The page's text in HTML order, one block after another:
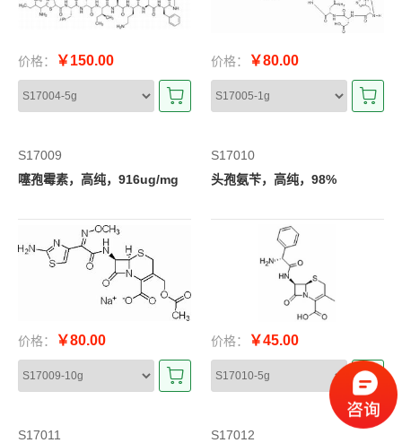
价格： ￥150.00 价格： ￥80.00
S17009
噻孢霉素，高纯，916ug/mg
价格： ￥80.00
S17010
头孢氨苄，高纯，98%
价格： ￥45.00
S17011
S17012